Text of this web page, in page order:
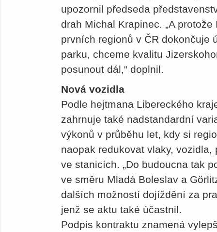
upozornil předseda
drah Michal Krapinec. „A
prvních regionů v ČR dokončuje
parku, chceme kvalitu
posunout dál,“ doplnil.
Nová vozidla
Podle hejtmana Libereckého
zahrnuje také nadstandardní
výkonů v průběhu let, kdy si
naopak redukovat vlaky,
ve stanicích. „Do budoucna tak
ve směru Mladá Boleslav a
dalších možností dojíždění za
jenž se aktu také účastnil.
Podpis kontraktu znamená